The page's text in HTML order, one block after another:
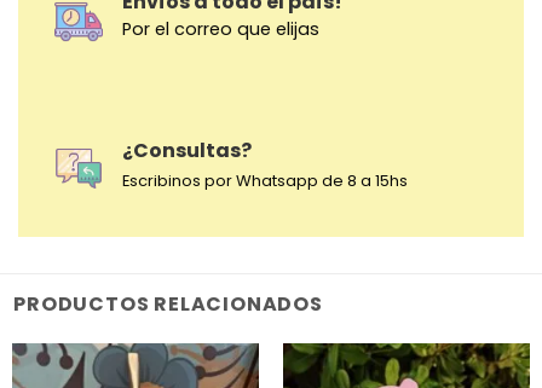
Por el correo que elijas
¿Consultas?
Escribinos por Whatsapp de 8 a 15hs
PRODUCTOS RELACIONADOS